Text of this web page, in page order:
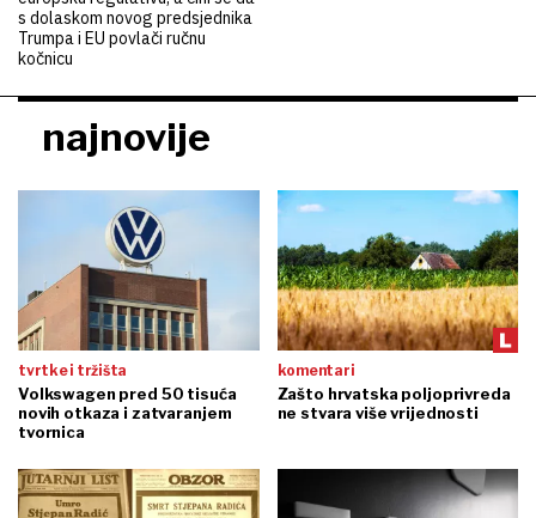
s dolaskom novog predsjednika
Trumpa i EU povlači ručnu
kočnicu
najnovije
tvrtke i tržišta
Volkswagen pred 50 tisuća
novih otkaza i zatvaranjem
tvornica
komentari
Zašto hrvatska poljoprivreda
ne stvara više vrijednosti